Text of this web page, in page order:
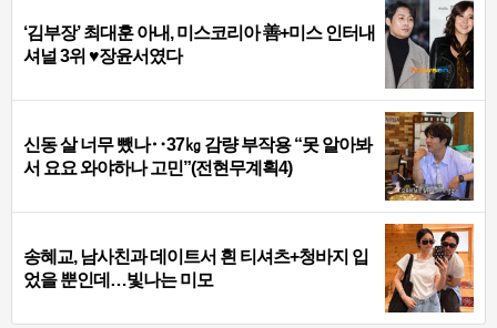
‘김부장’ 최대훈 아내, 미스코리아 善+미스 인터내
셔널 3위 ♥장윤서였다
신동 살 너무 뺐나‥37㎏ 감량 부작용 “못 알아봐
서 요요 와야하나 고민”(전현무계획4)
송혜교, 남사친과 데이트서 흰 티셔츠+청바지 입
었을 뿐인데…빛나는 미모